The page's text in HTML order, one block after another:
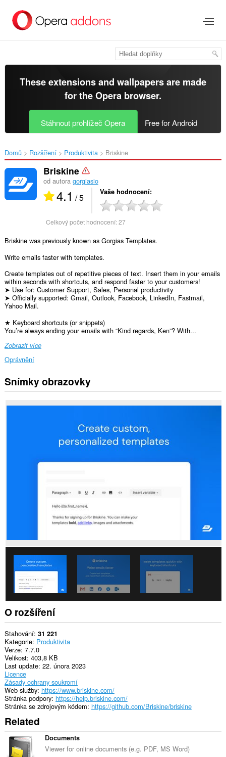
přímo
These extensions and wallpapers are made
for theOpera browser.
Stáhnout prohlížeč Opera Free for Android
Domů Rozšíření Produktivita Briskine‎
Briskine
od autora gorgiasio
4.1 / 5 Vaše hodnocení
Celkový počet hodnocení:27
Briskine was previously known as Gorgias Templates.
Write emails faster with templates.
Create templates out of repetitive pieces of text. Insert them in your emails
within seconds with shortcuts, and respond faster to your customers!
➤ Use for: Customer Support, Sales, Personal productivity
➤ Officially supported: Gmail, Outlook, Facebook, LinkedIn, Fastmail,
Yahoo Mail.
★ Keyboard shortcuts (or snippets)
You’re always ending your emails with “Kind regards, Ken”? With...
Zobrazit více
Oprávnění
Toto
rozšíření
přistupovat
při
This
store
an
unlimited
amount
of
client-
side
data.
Snímky obrazovky
O rozšíření
Stahování 31 221
Kategorie Produktivita
Verze 7.7.0
Velikost 403,8 KB
Last update 22. února 2023
Licence
Zásady ochrany soukromí
Web služby https://www.briskine.com/
Stránka podpory https://help.briskine.com/
Stránka se zdrojovým kódem https://github.com/Briskine/briskine
Related
Documents
Viewer for online documents (e.g. PDF, MS Word)